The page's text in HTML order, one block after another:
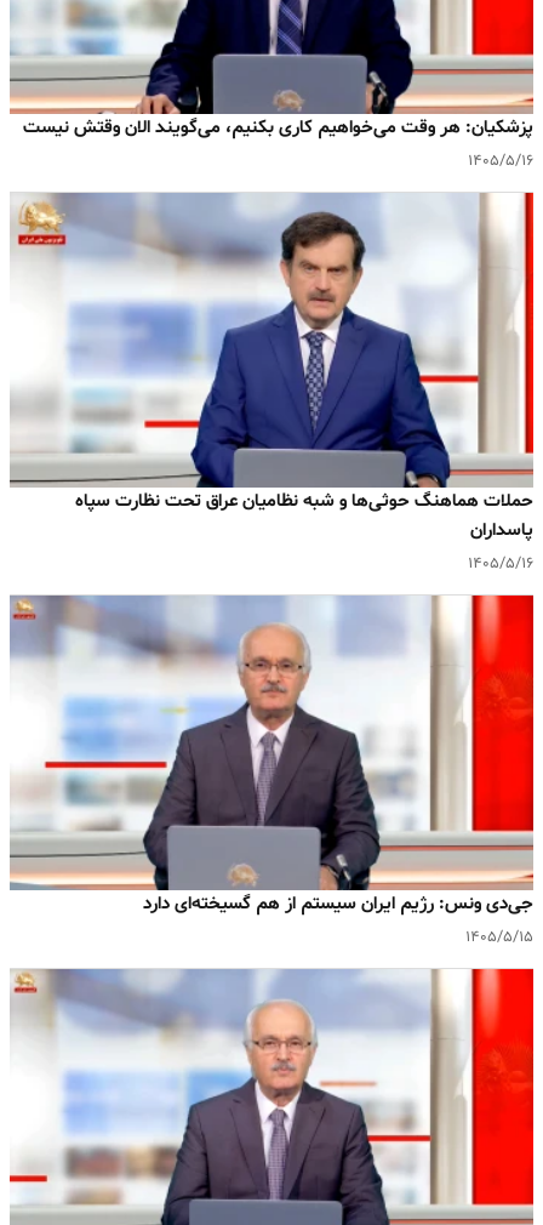
پزشکیان: هر وقت می‌خواهیم کاری بکنیم، می‌گویند الان وقتش نیست
۱۴۰۵/۵/۱۶
حملات هماهنگ حوثی‌ها و شبه نظامیان عراق تحت نظارت سپاه
پاسداران
۱۴۰۵/۵/۱۶
جی‌دی ونس: رژیم ایران سیستم از هم گسیخته‌ای دارد
۱۴۰۵/۵/۱۵